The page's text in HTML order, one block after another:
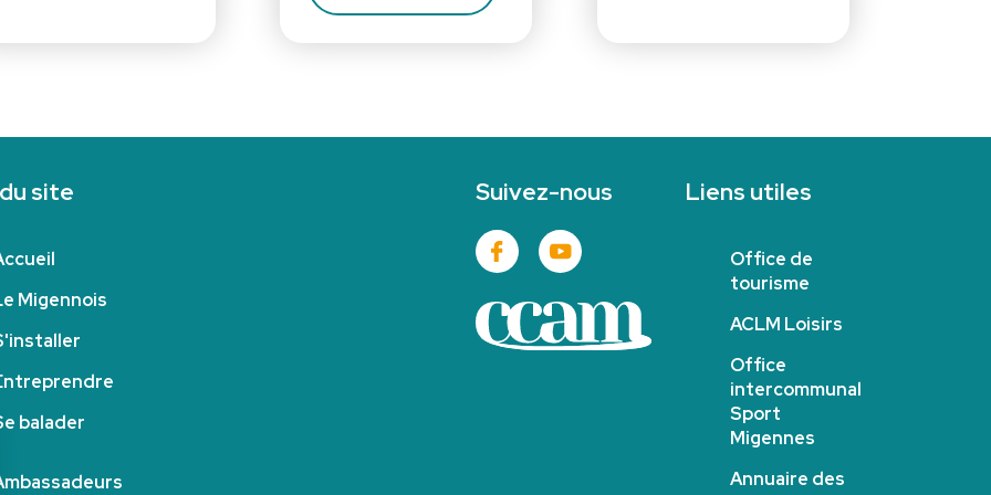
site
Migennois
balader
Suivez-nous Liens utiles
Office de
tourisme
ACLM Loisirs
Office
intercommunal
Sport
Migennes
Annuaire des